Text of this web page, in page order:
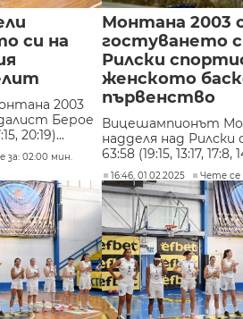
си на
2003
Берое
20:19)...
за: 02:00 мин.
Монтана 2003
гостуването
Рилски
женското
първенство
Вицешампионът
надделя над
63:58 (19:15, 13:17, 17:8,
16:46, 01.02.2025 Чете се